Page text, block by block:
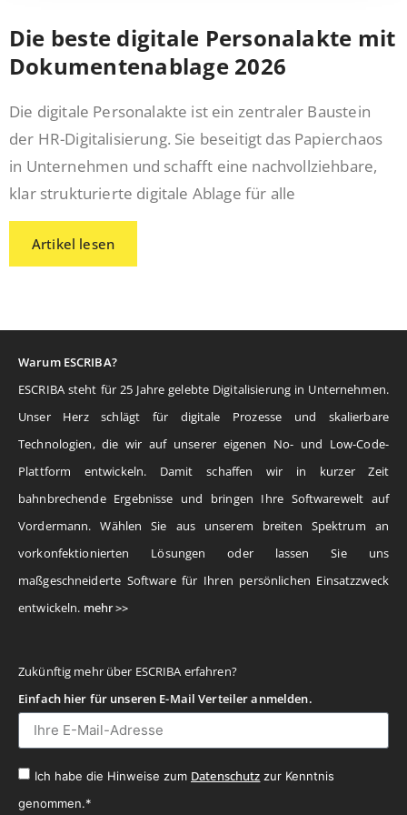
Die beste digitale Personalakte mit
Dokumentenablage 2026
Die digitale Personalakte ist ein zentraler Baustein
der HR-Digitalisierung. Sie beseitigt das Papierchaos
in Unternehmen und schafft eine nachvollziehbare,
klar strukturierte digitale Ablage für alle
Artikel lesen
Warum ESCRIBA?
ESCRIBA steht für 25 Jahre gelebte Digitalisierung in Unternehmen.
Unser Herz schlägt für digitale Prozesse und skalierbare
Technologien, die wir auf unserer eigenen No- und Low-Code-
Plattform entwickeln. Damit schaffen wir in kurzer Zeit
bahnbrechende Ergebnisse und bringen Ihre Softwarewelt auf
Vordermann. Wählen Sie aus unserem breiten Spektrum an
vorkonfektionierten Lösungen oder lassen Sie uns
maßgeschneiderte Software für Ihren persönlichen Einsatzzweck
entwickeln. mehr >>
Zukünftig mehr über ESCRIBA erfahren?
Einfach hier für unseren E-Mail Verteiler anmelden.
Ich habe die Hinweise zum Datenschutz zur Kenntnis
genommen.*